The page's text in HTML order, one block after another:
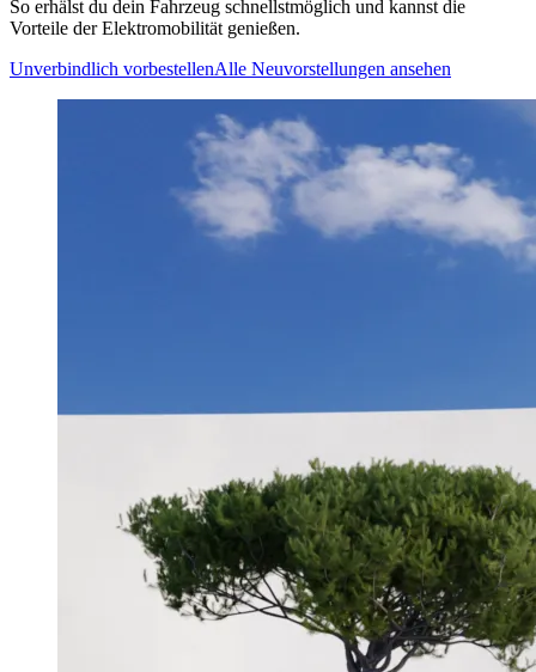
So erhälst du dein Fahrzeug schnellstmöglich und kannst die
Vorteile der Elektromobilität genießen.
Unverbindlich vorbestellenAlle Neuvorstellungen ansehen